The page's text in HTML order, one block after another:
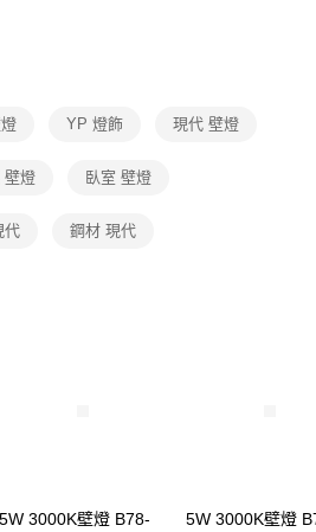
享後付 」之結帳頁面顯示為準，若有關於
support/home
。
法定代理人或監護人之同意方可使用
YP 燈飾 現代 壁燈
壁燈 臥室 壁燈
代 鋼材 現代
5W 3000K壁燈 B78-
5W 3000K壁燈